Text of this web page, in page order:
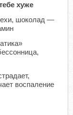
хуже
шоколад —
воспаление